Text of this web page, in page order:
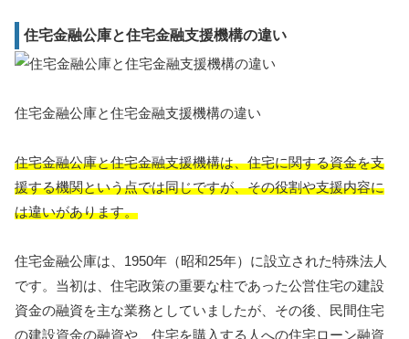
住宅金融公庫と住宅金融支援機構の違い
住宅金融公庫と住宅金融支援機構の違い
住宅金融公庫と住宅金融支援機構は、住宅に関する資金を支
援する機関という点では同じですが、その役割や支援内容に
は違いがあります。
住宅金融公庫は、1950年（昭和25年）に設立された特殊法人
です。当初は、住宅政策の重要な柱であった公営住宅の建設
資金の融資を主な業務としていましたが、その後、民間住宅
の建設資金の融資や、住宅を購入する人への住宅ローン融資